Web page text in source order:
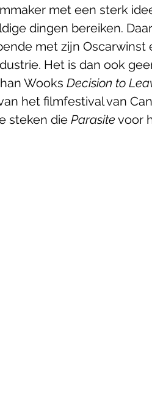
met een sterk
dingen bereiken.
met zijn
Het is dan ook
Wooks Decision to
het filmfestival van
steken die Parasite voor